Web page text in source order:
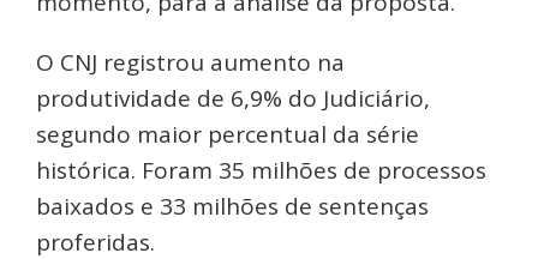
O CNJ registrou aumento na
produtividade de 6,9% do Judiciário,
segundo maior percentual da série
histórica. Foram 35 milhões de processos
baixados e 33 milhões de sentenças
proferidas.